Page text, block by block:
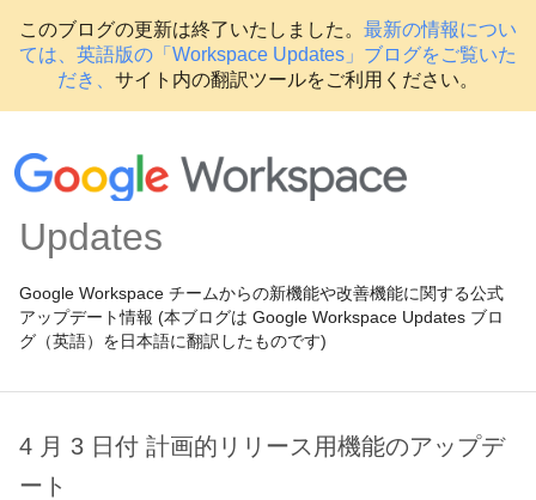
このブログの更新は終了いたしました。 最新の情報につい
ては、英語版の「Workspace Updates」ブログをご覧いた
だき、 サイト内の翻訳ツールをご利用ください。
Updates
Google Workspace チームからの新機能や改善機能に関する公式
アップデート情報 (本ブログは Google Workspace Updates ブロ
グ（英語）を日本語に翻訳したものです)
4 月 3 日付 計画的リリース用機能のアップデ
ート